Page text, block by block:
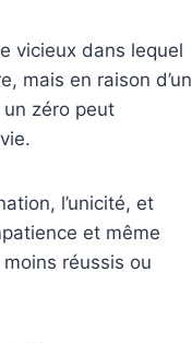
vicieux dans lequel
mais en raison d’un
zéro peut
l’unicité, et
et même
réussis ou